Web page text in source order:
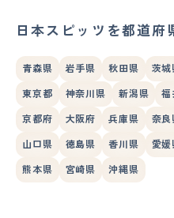
日本スピッツを都道府
青森県 岩手県 秋田県 茨城
東京都 神奈川県 新潟県 福
京都府 大阪府 兵庫県 奈良
山口県 徳島県 香川県 愛媛
熊本県 宮崎県 沖縄県